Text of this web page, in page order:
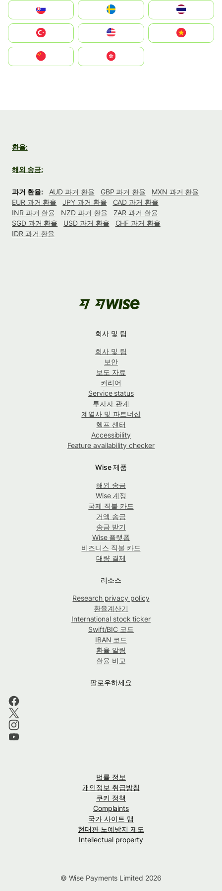
United States
中國香港特別行政區
환율:
해외 송금:
과거 환율: AUD 과거 환율 GBP 과거 환율
MXN 과거 환율
EUR 과거 환율
JPY 과거 환율
CAD 과거 환율
INR 과거 환율
NZD 과거 환율
ZAR 과거 환율
SGD 과거 환율
USD 과거 환율
CHF 과거 환율
IDR 과거 환율
회사 및 팀
회사 및 팀
보안
보도 자료
커리어
Service status
투자자 관계
계열사 및 파트너십
헬프 센터
Accessibility
Feature availability checker
Wise 제품
해외 송금
Wise 계정
국제 직불 카드
거액 송금
송금 받기
Wise 플랫폼
비즈니스 직불 카드
대량 결제
리소스
Research privacy policy
환율계산기
International stock ticker
Swift/BIC 코드
IBAN 코드
환율 알림
환율 비교
팔로우하세요
법률 정보
개인정보 취급방침
쿠키 정책
Complaints
국가 사이트 맵
현대판 노예방지 제도
Intellectual property
© Wise Payments Limited 2026